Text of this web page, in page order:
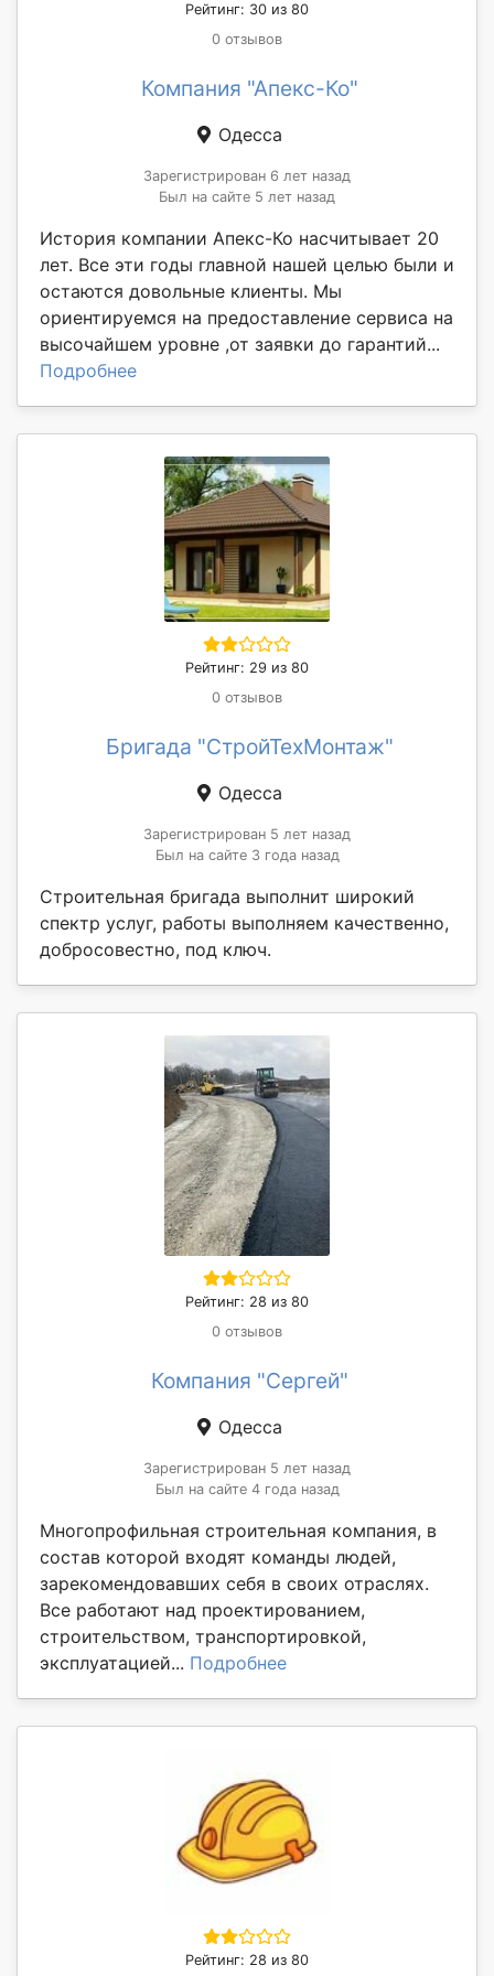
Рейтинг: 30 из 80
0 отзывов
Компания "Апекс-Ко"
Одесса
Зарегистрирован 6 лет назад
Был на сайте 5 лет назад
История компании Апекс-Ко насчитывает 20
лет. Все эти годы главной нашей целью были и
остаются довольные клиенты. Мы
ориентируемся на предоставление сервиса на
высочайшем уровне ,от заявки до гарантий...
Подробнее
Рейтинг: 29 из 80
0 отзывов
Бригада "СтройТехМонтаж"
Одесса
Зарегистрирован 5 лет назад
Был на сайте 3 года назад
Строительная бригада выполнит широкий
спектр услуг, работы выполняем качественно,
добросовестно, под ключ.
Рейтинг: 28 из 80
0 отзывов
Компания "Сергей"
Одесса
Зарегистрирован 5 лет назад
Был на сайте 4 года назад
Многопрофильная строительная компания, в
состав которой входят команды людей,
зарекомендовавших себя в своих отраслях.
Все работают над проектированием,
строительством, транспортировкой,
эксплуатацией... Подробнее
Рейтинг: 28 из 80